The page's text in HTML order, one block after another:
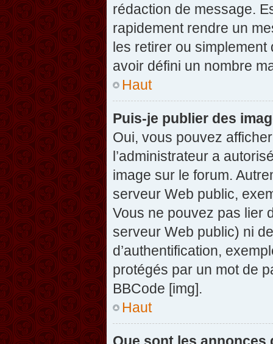
rédaction de message.
rapidement rendre un
les retirer ou simplement
avoir défini un nombre
Haut
Puis-je publier des
Oui, vous pouvez
l’administrateur a
image sur le forum.
serveur Web public,
Vous ne pouvez pas lier
serveur Web public) ni
d’authentification,
protégés par un mot de
BBCode [img].
Haut
Que sont les annonces